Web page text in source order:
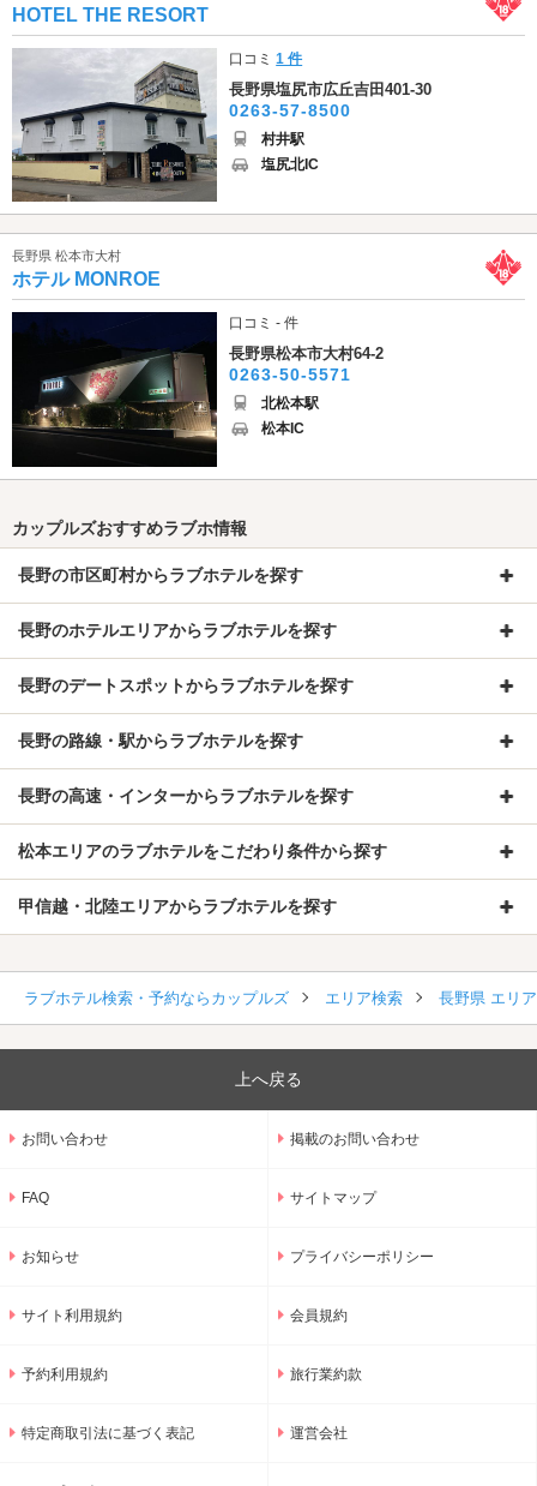
HOTEL THE RESORT
口コミ1 件
長野県塩尻市広丘吉田401-30
0263-57-8500
村井駅
塩尻北IC
長野県 松本市大村
ホテル MONROE
口コミ - 件
長野県松本市大村64-2
0263-50-5571
北松本駅
松本IC
カップルズおすすめラブホ情報
長野の市区町村からラブホテルを探す
長野のホテルエリアからラブホテルを探す
長野のデートスポットからラブホテルを探す
長野の路線・駅からラブホテルを探す
長野の高速・インターからラブホテルを探す
松本エリアのラブホテルをこだわり条件から探す
甲信越・北陸エリアからラブホテルを探す
ラブホテル検索・予約ならカップルズ エリア検索 長野県 エリ
上へ戻る
お問い合わせ 掲載のお問い合わせ
FAQ サイトマップ
お知らせ プライバシーポリシー
サイト利用規約 会員規約
予約利用規約 旅行業約款
特定商取引法に基づく表記 運営会社